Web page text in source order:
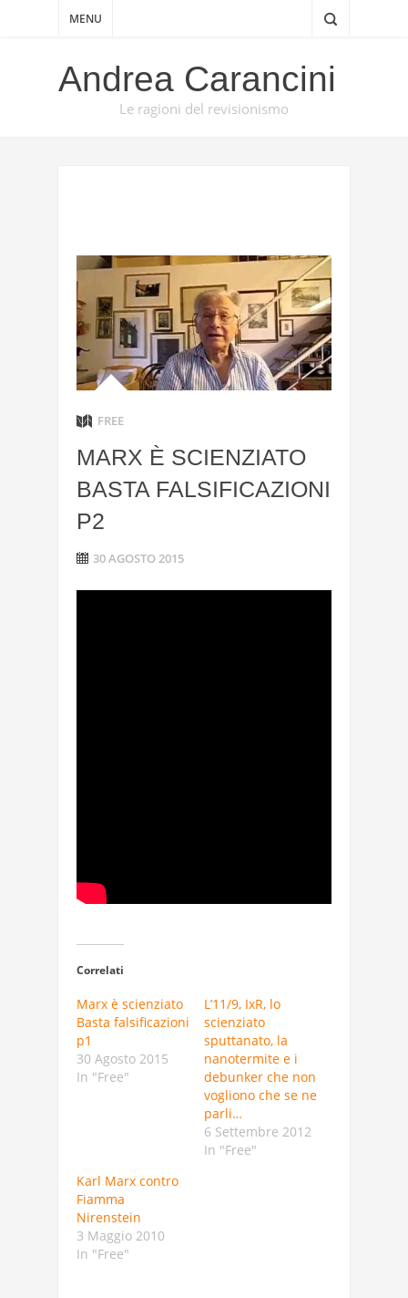
MENU
Andrea Carancini
Le ragioni del revisionismo
FREE
MARX È SCIENZIATO
BASTA FALSIFICAZIONI
P2
30 AGOSTO 2015
Correlati
Marx è scienziato
Basta falsificazioni
p1
30 Agosto 2015
In "Free"
L’11/9, IxR, lo
scienziato
sputtanato, la
nanotermite e i
debunker che non
vogliono che se ne
parli…
6 Settembre 2012
In "Free"
Karl Marx contro
Fiamma
Nirenstein
3 Maggio 2010
In "Free"